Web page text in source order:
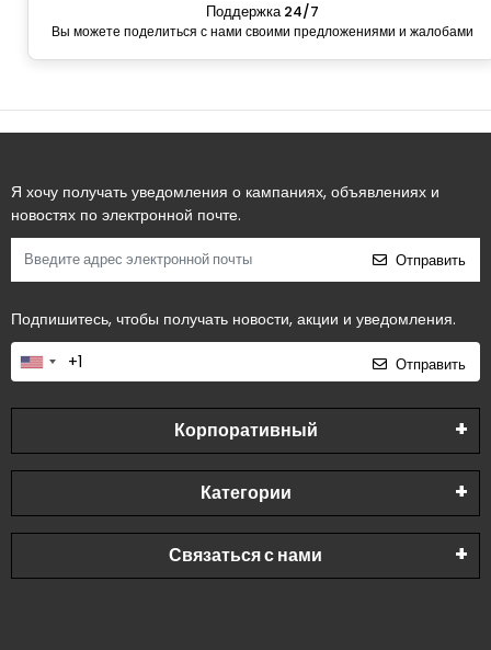
Поддержка 24/7
Вы можете поделиться с нами своими предложениями и жалобами
Я хочу получать уведомления о кампаниях, объявлениях и
новостях по электронной почте.
Отправить
Подпишитесь, чтобы получать новости, акции и уведомления.
Отправить
Корпоративный
Категории
Связаться с нами